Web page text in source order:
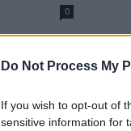
Do Not Process My
If you wish to opt-out of
sensitive information for
0